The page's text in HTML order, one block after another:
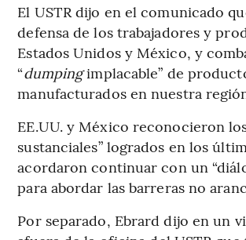
El USTR dijo en el comunicado
defensa de los trabajadores y
Estados Unidos y México, y
“dumpingimplacable” de
manufacturados en nuestra
EE.UU. y México reconocieron
sustanciales” logrados en los
acordaron continuar con un
para abordar las barreras no
Por separado, Ebrard dijo en un